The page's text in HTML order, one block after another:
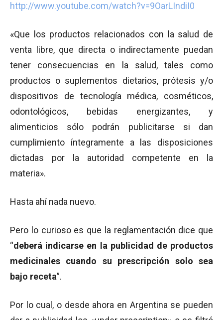
http://www.youtube.com/watch?v=9OarLIndiI0
«Que los productos relacionados con la salud de
venta libre, que directa o indirectamente puedan
tener consecuencias en la salud, tales como
productos o suplementos dietarios, prótesis y/o
dispositivos de tecnología médica, cosméticos,
odontológicos, bebidas energizantes, y
alimenticios sólo podrán publicitarse si dan
cumplimiento íntegramente a las disposiciones
dictadas por la autoridad competente en la
materia».
Hasta ahí nada nuevo.
Pero lo curioso es que la reglamentación dice que
“deberá indicarse en la publicidad de productos
medicinales cuando su prescripción solo sea
bajo receta”.
Por lo cual, o desde ahora en Argentina se pueden